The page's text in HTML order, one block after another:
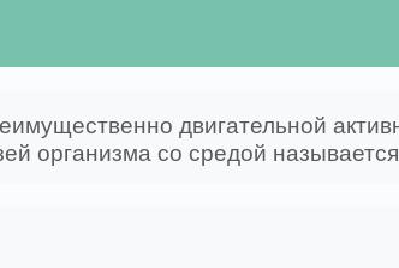
двигательной
организма со средой